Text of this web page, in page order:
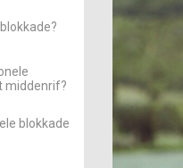
middenrif?
blokkade